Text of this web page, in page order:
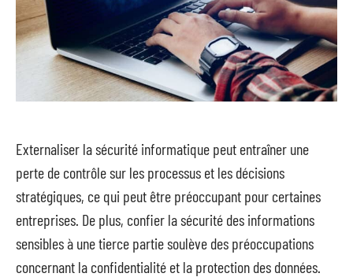
Externaliser la sécurité informatique peut entraîner une
perte de contrôle sur les processus et les décisions
stratégiques, ce qui peut être préoccupant pour certaines
entreprises. De plus, confier la sécurité des informations
sensibles à une tierce partie soulève des préoccupations
concernant la confidentialité et la protection des données.